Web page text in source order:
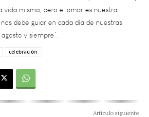
y siempre”.
celebración
Artículo siguiente